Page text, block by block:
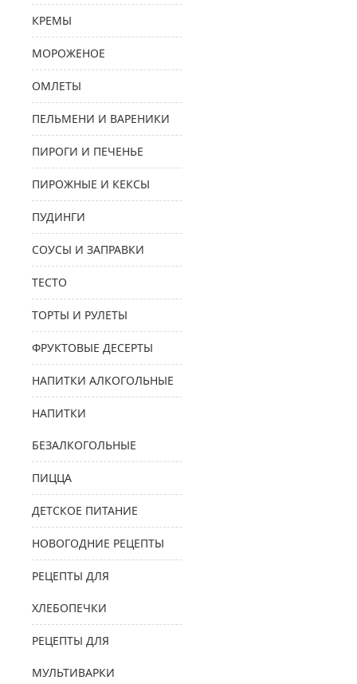
КРЕМЫ
МОРОЖЕНОЕ
ОМЛЕТЫ
ПЕЛЬМЕНИ И ВАРЕНИКИ
ПИРОГИ И ПЕЧЕНЬЕ
ПИРОЖНЫЕ И КЕКСЫ
ПУДИНГИ
СОУСЫ И ЗАПРАВКИ
ТЕСТО
ТОРТЫ И РУЛЕТЫ
ФРУКТОВЫЕ ДЕСЕРТЫ
НАПИТКИ АЛКОГОЛЬНЫЕ
НАПИТКИ
БЕЗАЛКОГОЛЬНЫЕ
ПИЦЦА
ДЕТСКОЕ ПИТАНИЕ
НОВОГОДНИЕ РЕЦЕПТЫ
РЕЦЕПТЫ ДЛЯ
ХЛЕБОПЕЧКИ
РЕЦЕПТЫ ДЛЯ
МУЛЬТИВАРКИ